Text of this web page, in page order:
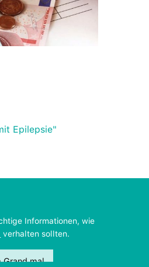
Epilepsie"
Informationen, wie
verhalten sollten.
Grand mal